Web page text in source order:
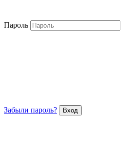
Пароль
Забыли пароль?